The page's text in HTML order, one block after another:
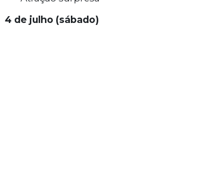
4 de julho (sábado)